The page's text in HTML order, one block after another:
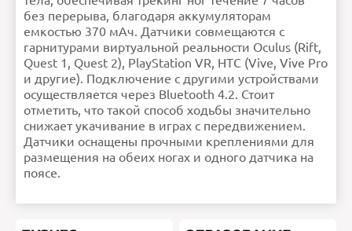
без перерыва, благодаря аккумуляторам
емкостью 370 мАч. Датчики совмещаются с
гарнитурами виртуальной реальности Oculus (Rift,
Quest 1, Quest 2), PlayStation VR, HTC (Vive, Vive Pro
и другие). Подключение с другими устройствами
осуществляется через Bluetooth 4.2. Стоит
отметить, что такой способ ходьбы значительно
снижает укачивание в играх с передвижением.
Датчики оснащены прочными креплениями для
размещения на обеих ногах и одного датчика на
поясе.